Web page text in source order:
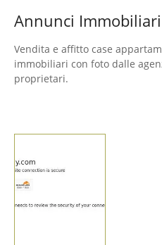
Annunci
Vendita e affitto case
immobiliari con foto dalle
proprietari.